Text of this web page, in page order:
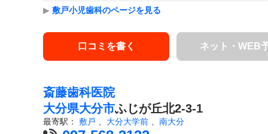
▶ 敷戸小児歯科のページを見る
口コミを書く ネット・WEB
斎藤歯科医院
大分県大分市ふじが丘北2-3-1
最寄駅： 敷戸 大分大学前 南大分